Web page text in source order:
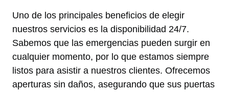
Uno de los principales beneficios de elegir
nuestros servicios es la disponibilidad 24/7.
Sabemos que las emergencias pueden surgir en
cualquier momento, por lo que estamos siempre
listos para asistir a nuestros clientes. Ofrecemos
aperturas sin daños, asegurando que sus puertas